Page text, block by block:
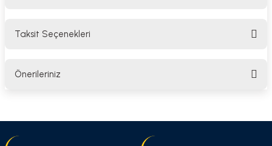
Taksit Seçenekleri
Önerileriniz
Görüş ve önerileriniz için teşekkür ederiz.